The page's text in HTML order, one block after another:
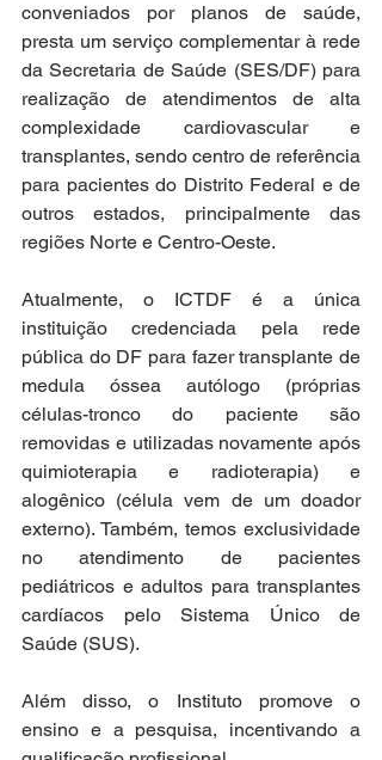
conveniados por planos de saúde,
presta um serviço complementar à rede
da Secretaria de Saúde (SES/DF) para
realização de atendimentos de alta
complexidade cardiovascular e
transplantes, sendo centro de referência
para pacientes do Distrito Federal e de
outros estados, principalmente das
regiões Norte e Centro-Oeste.
Atualmente, o ICTDF é a única
instituição credenciada pela rede
pública do DF para fazer transplante de
medula óssea autólogo (próprias
células-tronco do paciente são
removidas e utilizadas novamente após
quimioterapia e radioterapia) e
alogênico (célula vem de um doador
externo). Também, temos exclusividade
no atendimento de pacientes
pediátricos e adultos para transplantes
cardíacos pelo Sistema Único de
Saúde (SUS).
Além disso, o Instituto promove o
ensino e a pesquisa, incentivando a